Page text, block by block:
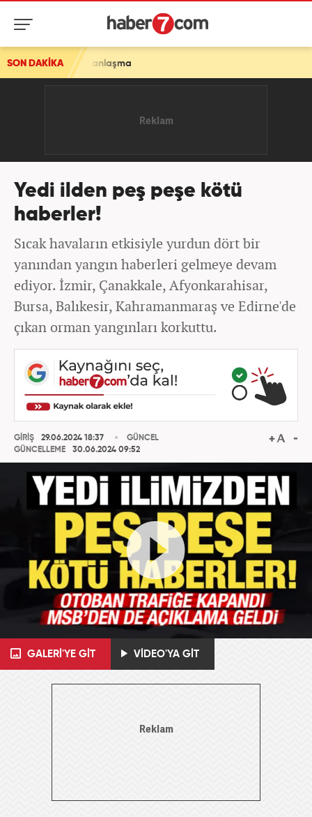
SON DAKİKA
Yedi ilden peş peşe kötü
haberler!
Sıcak havaların etkisiyle yurdun dört bir
yanından yangın haberleri gelmeye devam
ediyor. İzmir, Çanakkale, Afyonkarahisar,
Bursa, Balıkesir, Kahramanmaraş ve Edirne'de
çıkan orman yangınları korkuttu.
GİRİŞ
29.06.2024 18:37
GÜNCELLEME
30.06.2024 09:52
GÜNCEL
GALERİ'YE GİT VİDEO'YA GİT